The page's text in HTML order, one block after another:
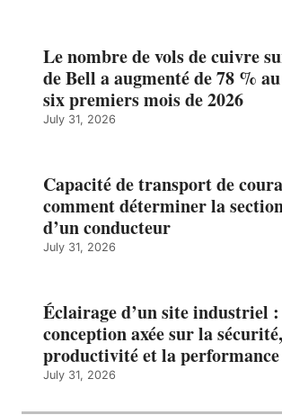
Le nombre de vols de cuivre
de Bell a augmenté de 78 %
six premiers mois de 2026
July 31, 2026
Capacité de transport de
comment déterminer la
d’un conducteur
July 31, 2026
Éclairage d’un site industriel
conception axée sur la
productivité et la performance
July 31, 2026